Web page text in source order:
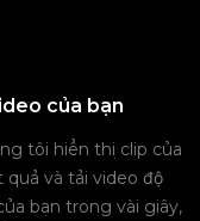
của bạn
tôi hiển thị clip của
quả và tải video độ
bạn trong vài giây,